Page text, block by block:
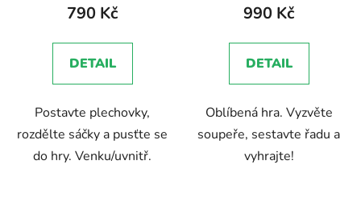
790 Kč
DETAIL
Postavte plechovky,
rozdělte sáčky a pusťte se
do hry. Venku/uvnitř.
990 Kč
DETAIL
Oblíbená hra. Vyzvěte
soupeře, sestavte řadu a
vyhrajte!